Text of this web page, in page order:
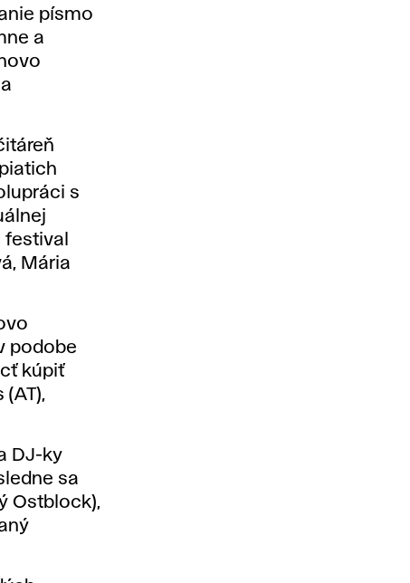
písmo
a
a
s
festival
Mária
podobe
kúpiť
(AT),
DJ-ky
sa
Ostblock),